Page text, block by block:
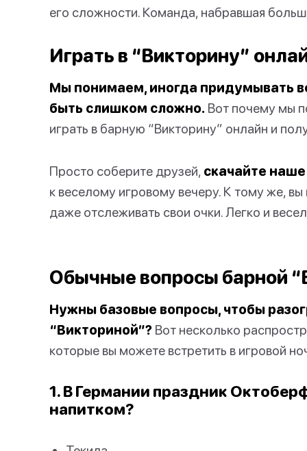
его сложности. Команда, набравшая
Играть в “Викторину”
Мы понимаем, иногда придумывать
быть слишком сложно. Вот почему мы
играть в барную “Викторину” онлайн и
Просто соберите друзей, скачайте
к веселому игровому вечеру. К тому же,
даже отслеживать свои очки. Легко и
Обычные вопросы барной
Нужны базовые вопросы, чтобы
“Викториной”? Вот несколько
которые вы можете встретить в игровой
1. В Германии праздник
напитком?